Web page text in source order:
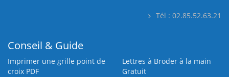
Tél : 02.85.52.63.21
Conseil & Guide
Imprimer une grille point de
croix PDF
Lettres à Broder à la main
Gratuit